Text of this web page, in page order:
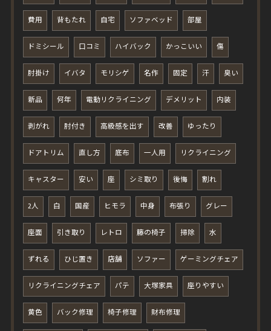
費用 背もたれ 自宅 ソファベッド 部屋
ドミシール 口コミ ハイバック かっこいい 傷
肘掛け イバタ モリシゲ 名作 固定 汗 臭い
新品 何年 電動リクライニング デメリット 内装
剥がれ 肘付き 高級感を出す 改善 ゆったり
ドアトリム 直し方 底布 一人用 リクライニング
キャスター 安い 座 シミ取り 後悔 割れ
2人 白 国産 ヒモラ 中身 布張り グレー
座面 引き取り レトロ 籐の椅子 掃除 水
ずれる ひじ置き 店舗 ソファー ゲーミングチェア
リクライニングチェア パテ 大塚家具 座りやすい
黄色 バック修理 椅子修理 財布修理